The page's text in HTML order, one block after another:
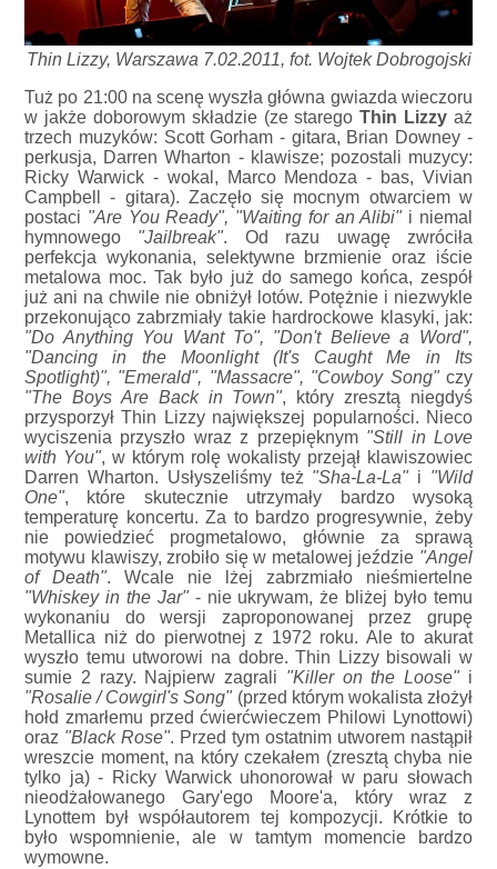
Thin Lizzy, Warszawa 7.02.2011, fot. Wojtek Dobrogojski
Tuż po 21:00 na scenę wyszła główna gwiazda wieczoru
w jakże doborowym składzie (ze staregoThin Lizzy aż
trzech muzyków: Scott Gorham - gitara, Brian Downey -
perkusja, Darren Wharton - klawisze; pozostali muzycy:
Ricky Warwick - wokal, Marco Mendoza - bas, Vivian
Campbell - gitara). Zaczęło się mocnym otwarciem w
postaci "Are You Ready", "Waiting for an Alibi" i niemal
hymnowego "Jailbreak". Od razu uwagę zwróciła
perfekcja wykonania, selektywne brzmienie oraz iście
metalowa moc. Tak było już do samego końca, zespół
już ani na chwile nie obniżył lotów. Potężnie i niezwykle
przekonująco zabrzmiały takie hardrockowe klasyki, jak:
"Do Anything You Want To", "Don't Believe a Word",
"Dancing in the Moonlight (It's Caught Me in Its
Spotlight)", "Emerald", "Massacre", "Cowboy Song"czy
"The Boys Are Back in Town", który zresztą niegdyś
przysporzył Thin Lizzy największej popularności. Nieco
wyciszenia przyszło wraz z przepięknym "Still in Love
with You", w którym rolę wokalisty przejął klawiszowiec
Darren Wharton. Usłyszeliśmy też "Sha-La-La" i "Wild
One", które skutecznie utrzymały bardzo wysoką
temperaturę koncertu. Za to bardzo progresywnie, żeby
nie powiedzieć progmetalowo, głównie za sprawą
motywu klawiszy, zrobiło się w metalowej jeździe "Angel
of Death". Wcale nie lżej zabrzmiało nieśmiertelne
"Whiskey in the Jar"- nie ukrywam, że bliżej było temu
wykonaniu do wersji zaproponowanej przez grupę
Metallica niż do pierwotnej z 1972 roku. Ale to akurat
wyszło temu utworowi na dobre. Thin Lizzy bisowali w
sumie 2 razy. Najpierw zagrali "Killer on the Loose" i
"Rosalie / Cowgirl's Song" (przed którym wokalista złożył
hołd zmarłemu przed ćwierćwieczem Philowi Lynottowi)
oraz "Black Rose". Przed tym ostatnim utworem nastąpił
wreszcie moment, na który czekałem (zresztą chyba nie
tylko ja) - Ricky Warwick uhonorował w paru słowach
nieodżałowanego Gary'ego Moore'a, który wraz z
Lynottem był współautorem tej kompozycji. Krótkie to
było wspomnienie, ale w tamtym momencie bardzo
wymowne.